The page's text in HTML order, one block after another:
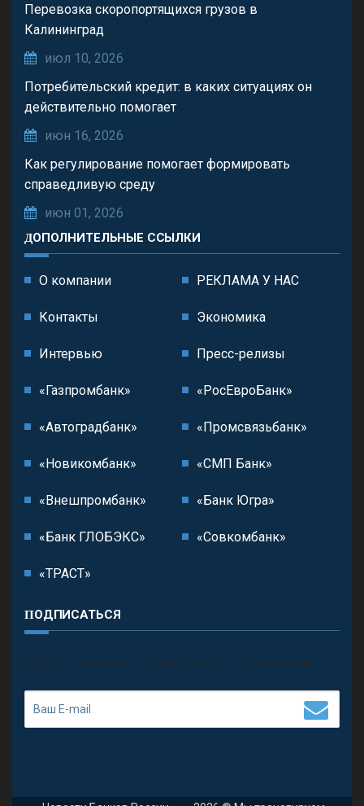
Перевозка скоропортящихся грузов в
Калининград
июл 10, 2026
Потребительский кредит: в каких ситуациях он
действительно помогает
июн 16, 2026
Как регулирование помогает формировать
справедливую среду
июн 01, 2026
ДОПОЛНИТЕЛЬНЫЕ ССЫЛКИ
О компании РЕКЛАМА У НАС
Контакты Экономика
Интервью Пресс-релизы
«Газпромбанк» «РосЕвроБанк»
«Автоградбанк» «Промсвязьбанк»
«Новикомбанк» «СМП Банк»
«Внешпромбанк» «Банк Югра»
«Банк ГЛОБЭКС» «Совкомбанк»
«ТРАСТ»
ПОДПИСАТЬСЯ
П олучить последние обновления и предложения.